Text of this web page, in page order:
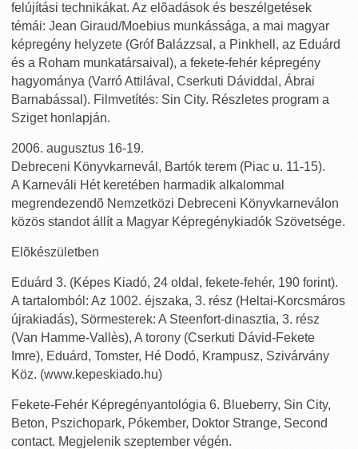
felújítási technikákat. Az elõadások és beszélgetések
témái: Jean Giraud/Moebius munkássága, a mai magyar
képregény helyzete (Gróf Balázzsal, a Pinkhell, az Eduárd
és a Roham munkatársaival), a fekete-fehér képregény
hagyománya (Varró Attilával, Cserkuti Dáviddal, Ábrai
Barnabással). Filmvetítés: Sin City. Részletes program a
Sziget honlapján.
2006. augusztus 16-19.
Debreceni Könyvkarnevál, Bartók terem (Piac u. 11-15).
A Karneváli Hét keretében harmadik alkalommal
megrendezendõ Nemzetközi Debreceni Könyvkarneválon
közös standot állít a Magyar Képregénykiadók Szövetsége.
Elõkészületben
Eduárd 3. (Képes Kiadó, 24 oldal, fekete-fehér, 190 forint).
A tartalomból: Az 1002. éjszaka, 3. rész (Heltai-Korcsmáros
újrakiadás), Sörmesterek: A Steenfort-dinasztia, 3. rész
(Van Hamme-Vallès), A torony (Cserkuti Dávid-Fekete
Imre), Eduárd, Tomster, Hé Dodó, Krampusz, Szivárvány
Köz. (www.kepeskiado.hu)
Fekete-Fehér Képregényantológia 6. Blueberry, Sin City,
Beton, Pszichopark, Pókember, Doktor Strange, Second
contact. Megjelenik szeptember végén.